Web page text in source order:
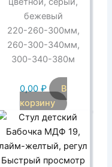
бежевый
220-260-300мм,
260-300-340мм,
300-340-380м
0,00 ₽
В
корзину
Быстрый просмотр